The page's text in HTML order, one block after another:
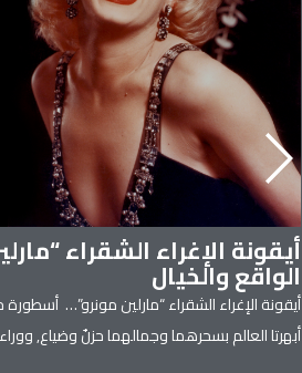
أيقونة الإغراء الشقراء
الواقع والخيال
أيقونة الإغراء الشقراء “مارلين مونرو”…
أبهرتا العالم بسحرهما وجمالهما حزنٌ وضياع,